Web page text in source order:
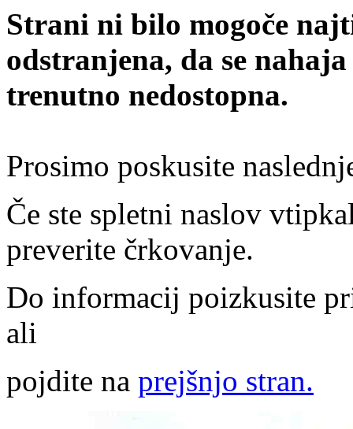
Strani ni bilo mogoče
odstranjena, da se
trenutno nedostopna.
Prosimo poskusite
Če ste spletni naslov
preverite črkovanje.
Do informacij poizkusite
ali
pojdite na prejšnjo stran.